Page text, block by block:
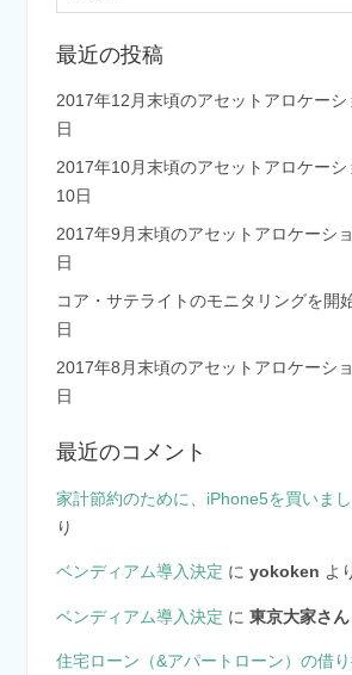
最近の投稿
2017年12月末頃のアセットアロケーシ
日
2017年10月末頃のアセットアロケーシ
10日
2017年9月末頃のアセットアロケーシ
日
コア・サテライトのモニタリングを開
日
2017年8月末頃のアセットアロケーシ
日
最近のコメント
家計節約のために、iPhone5を買いまし
り
ベンディアム導入決定 に yokoken よ
ベンディアム導入決定 に 東京大家さん
住宅ローン（&アパートローン）の借